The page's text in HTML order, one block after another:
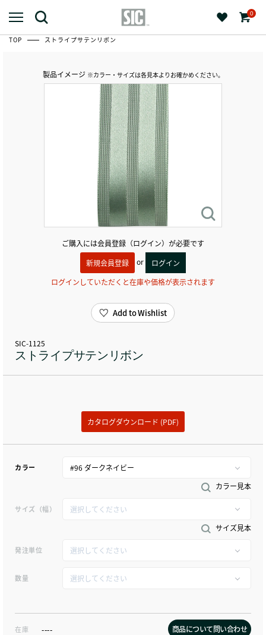
0
TOP ストライプサテンリボン
製品イメージ ※カラー・サイズは各見本よりお確かめください。
ご購入には会員登録（ログイン）が必要です
新規会員登録
or
ログイン
ログインしていただくと在庫や価格が表示されます
SIC-1125
ストライプサテンリボン
カタログダウンロード (PDF)
カラー
カラー見本
サイズ（幅）
サイズ見本
発注単位
数量
在庫 ---- 商品について問い合わせ
Add to Wishlist